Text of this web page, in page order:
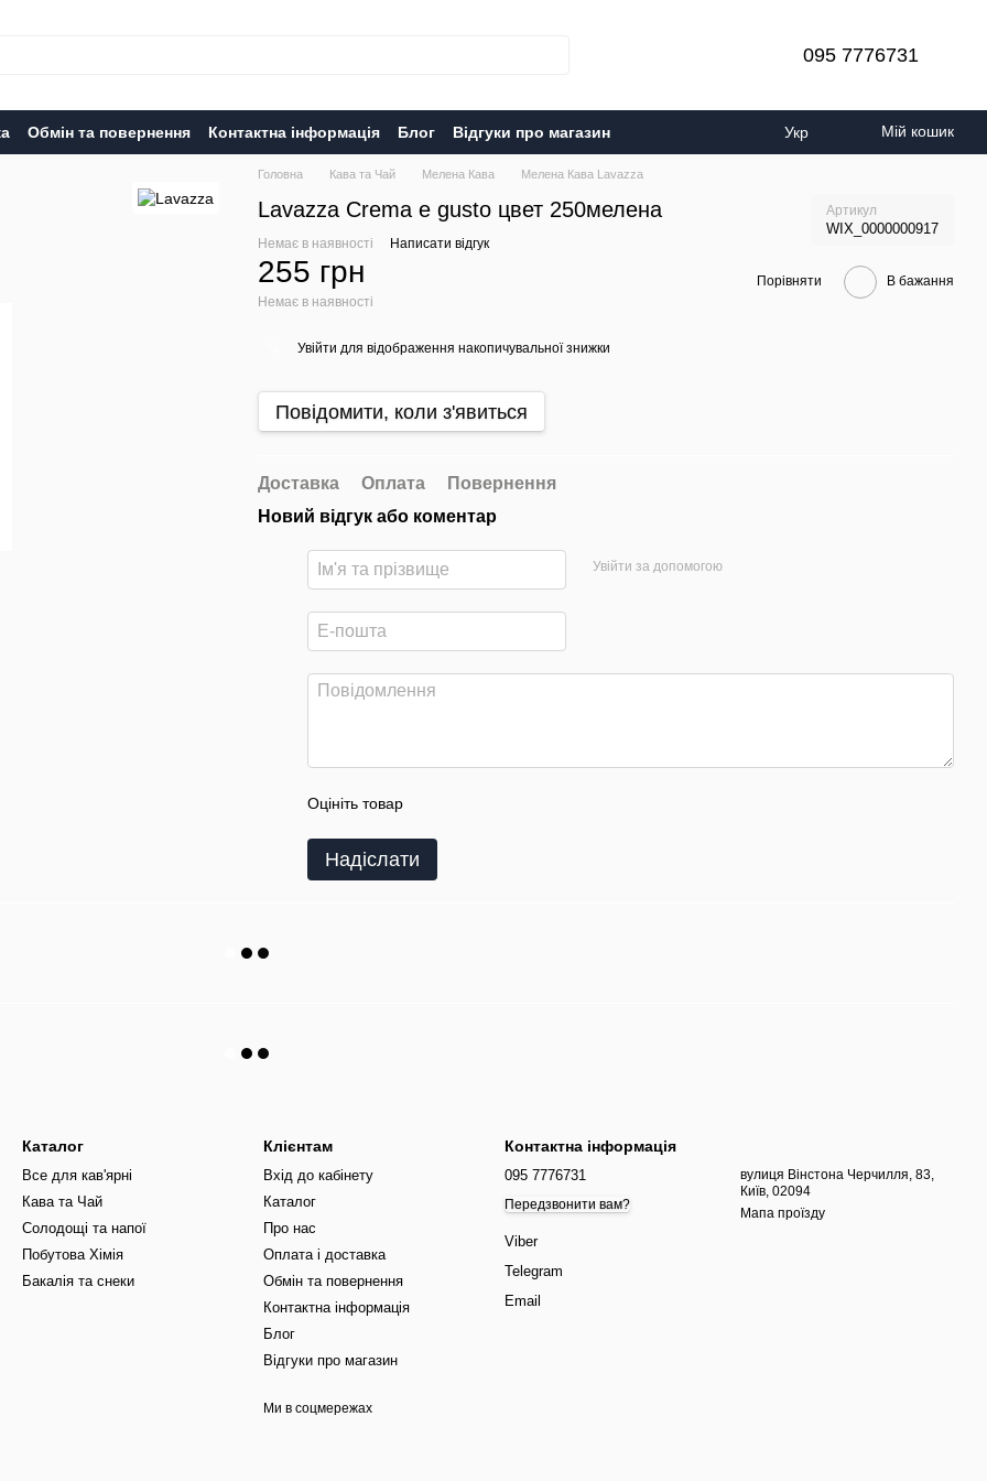
095 7776731
Обмін та повернення Контактна інформація Блог Відгуки про магазин Укр Мій кошик
Головна Кава та Чай Мелена Кава Мелена Кава Lavazza
Lavazza Crema e gusto цвет 250мелена Артикул
WIX_0000000917
Немає в наявності Написати відгук
255 грн
Немає в наявності
Порівняти В бажання
Увійти для відображення накопичувальної знижки
Повідомити, коли з'явиться
Доставка Оплата
Повернення
Новий відгук або коментар
Увійти за допомогою
Оцініть товар
Надіслати
Каталог
Все для кав'ярні
Кава та Чай
Солодощі та напої
Побутова Хімія
Бакалія та снеки
Клієнтам
Вхід до кабінету
Каталог
Про нас
Оплата і доставка
Обмін та повернення
Контактна інформація
Блог
Відгуки про магазин
Ми в соцмережах
Контактна інформація
095 7776731
Передзвонити вам?
Viber
Telegram
Email
вулиця Вінстона Черчилля, 83,
Київ, 02094
Мапа проїзду